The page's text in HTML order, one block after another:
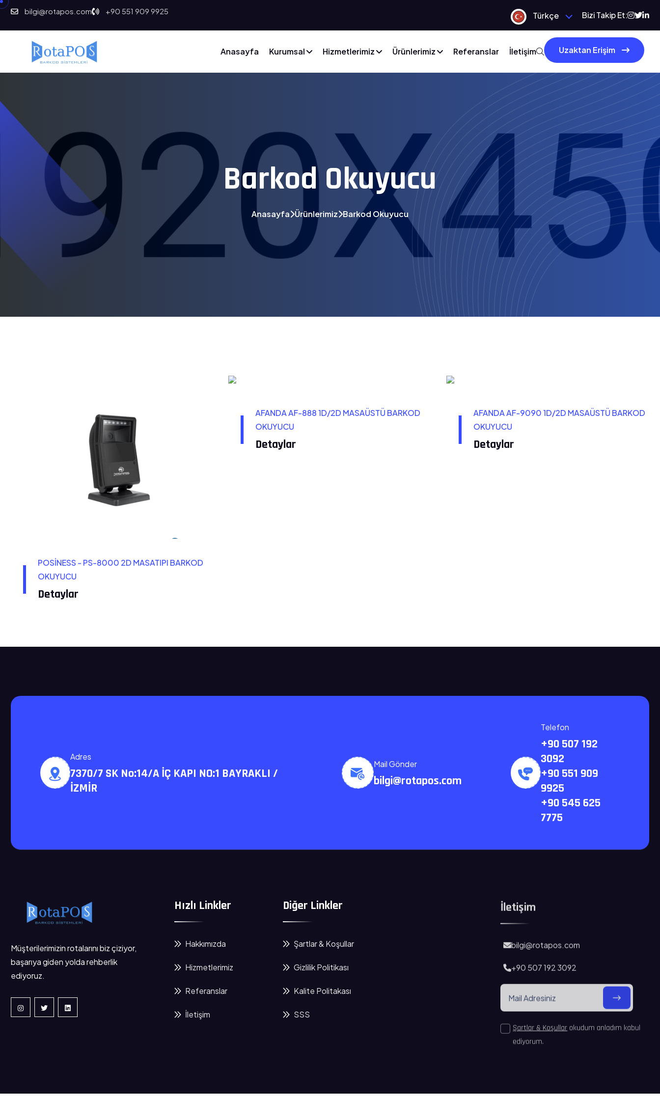
bilgi@rotapos.com +90 551 909 9925 Türkçe Bizi Takip Et:
Anasayfa Kurumsal Hizmetlerimiz Ürünlerimiz Referanslar İletişim Uzaktan Erişim
Barkod Okuyucu
Anasayfa Ürünlerimiz Barkod Okuyucu
POSİNESS - PS-8000 2D MASATIPI BARKOD
OKUYUCU
Detaylar
AFANDA AF-888 1D/2D MASAÜSTÜ BARKOD
OKUYUCU
Detaylar
AFANDA AF-9090 1D/2D MASAÜSTÜ BARKOD
OKUYUCU
Detaylar
Adres
7370/7 SK No:14/A İÇ KAPI NO:1 BAYRAKLI /
İZMİR
Mail Gönder
bilgi@rotapos.com
Telefon
+90 507 192
3092
+90 551 909
9925
+90 545 625
7775
Müşterilerimizin rotalarını biz çiziyor,
başarıya giden yolda rehberlik
ediyoruz.
Hızlı Linkler
Hakkımızda
Hizmetlerimiz
Referanslar
İletişim
Diğer Linkler
Şartlar & Koşullar
Gizlilik Politikası
Kalite Politakası
SSS
İletişim
bilgi@rotapos.com
+90 507 192 3092
Şartlar & Koşullar okudum anladım kabul
ediyorum.